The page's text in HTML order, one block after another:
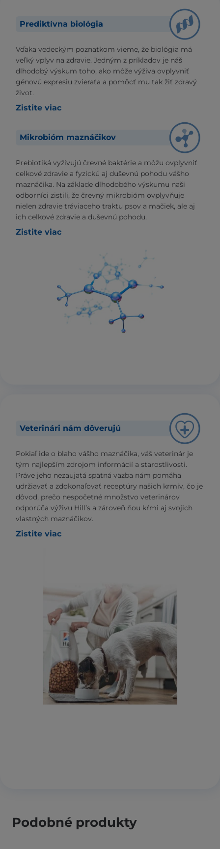
Prediktívna biológia
Vďaka vedeckým poznatkom vieme, že biológia má
veľký vplyv na zdravie. Jedným z príkladov je náš
dlhodobý výskum toho, ako môže výživa ovplyvniť
génovú expresiu zvieraťa a pomôcť mu tak žiť zdravý
život.
Zistite viac
Mikrobióm maznáčikov
Prebiotiká vyživujú črevné baktérie a môžu ovplyvniť
celkové zdravie a fyzickú aj duševnú pohodu vášho
maznáčika. Na základe dlhodobého výskumu naši
odborníci zistili, že črevný mikrobióm ovplyvňuje
nielen zdravie tráviaceho traktu psov a mačiek, ale aj
ich celkové zdravie a duševnú pohodu.
Zistite viac
Veterinári nám dôverujú
Pokiaľ ide o blaho vášho maznáčika, váš veterinár je
tým najlepším zdrojom informácií a starostlivosti.
Práve jeho nezaujatá spätná väzba nám pomáha
udržiavať a zdokonaľovať receptúry našich krmív, čo je
dôvod, prečo nespočetné množstvo veterinárov
odporúča výživu Hill’s a zároveň ňou kŕmi aj svojich
vlastných maznáčikov.
Zistite viac
Podobné produkty